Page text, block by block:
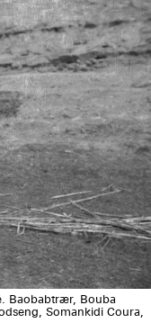
Baobabtrær, Bouba
Somankidi Coura,